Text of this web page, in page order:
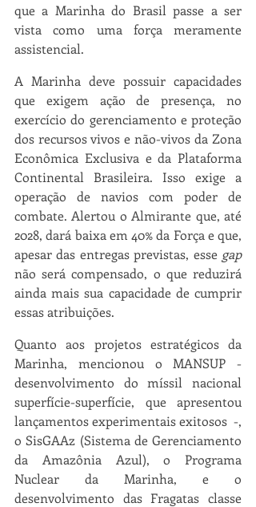
que a Marinha do Brasil passe a ser
vista como uma força meramente
assistencial.
A Marinha deve possuir capacidades
que exigem ação de presença, no
exercício do gerenciamento e proteção
dos recursos vivos e não-vivos da Zona
Econômica Exclusiva e da Plataforma
Continental Brasileira. Isso exige a
operação de navios com poder de
combate. Alertou o Almirante que, até
2028, dará baixa em 40% da Força e que,
apesar das entregas previstas, esse
gap
não será compensado, o que reduzirá
ainda mais sua capacidade de cumprir
essas atribuições.
Quanto aos projetos estratégicos da
Marinha, mencionou o MANSUP -
desenvolvimento do míssil nacional
superfície-superfície, que apresentou
lançamentos experimentais exitosos  -,
o SisGAAz (Sistema de Gerenciamento
da Amazônia Azul), o Programa
Nuclear da Marinha, e o
desenvolvimento das Fragatas classe